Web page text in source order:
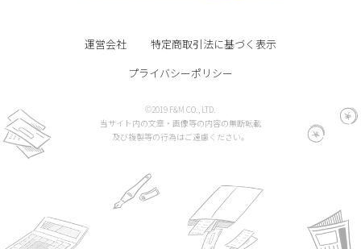
運営会社
特定商取引法に基づく表示
プライバシーポリシー
©2019 F&M CO., LTD.
当サイト内の文章・画像等の内容の無断転載
及び複製等の行為はご遠慮ください。